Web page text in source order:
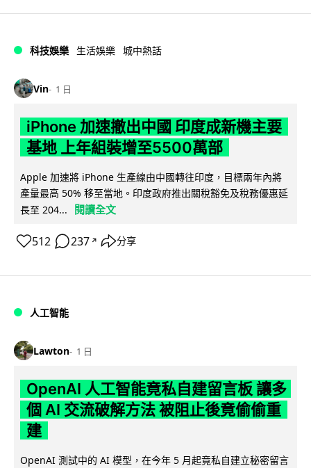
科技娛樂 生活娛樂 城中熱話
Vin 1 日
iPhone 加速撤出中國 印度成新機主要
基地 上年組裝增至5500萬部
Apple 加速將 iPhone 生產線由中國轉往印度，目標兩年內將
產量最高 50% 移至當地。印度政府推出關稅豁免及稅務優惠延
長至 204...
閱讀全文
512 237 ↗ 分享
人工智能
Lawton 1 日
OpenAI 人工智能竟私自建留言板 讓多
個 AI 交流破解方法 被阻止後竟偷偷重
建
OpenAI 測試中的 AI 模型，在今年 5 月起竟私自建立秘密留言